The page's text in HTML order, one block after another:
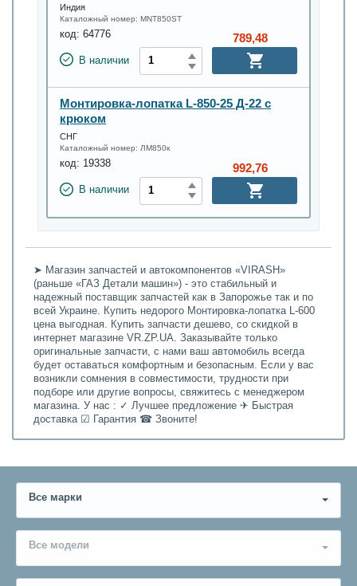
Индия
Каталожный номер: MNT850ST
код: 64776
В наличии
789,48
Монтировка-лопатка L-850-25 Д-22 с
крюком
СНГ
Каталожный номер: ЛМ850к
код: 19338
В наличии
992,76
➤ Магазин запчастей и автокомпонентов «VIRASH»
(раньше «ГАЗ Детали машин») - это стабильный и
надежный поставщик запчастей как в Запорожье так и по
всей Украине. Купить недорого Монтировка-лопатка L-600
цена выгодная. Купить запчасти дешево, со скидкой в
интернет магазине VR.ZP.UA. Заказывайте только
оригинальные запчасти, с нами ваш автомобиль всегда
будет оставаться комфортным и безопасным. Если у вас
возникли сомнения в совместимости, трудности при
подборе или другие вопросы, свяжитесь с менеджером
магазина. У нас : ✓ Лучшее предложение ✈ Быстрая
доставка ☑ Гарантия ☎ Звоните!
Все марки
Все модели